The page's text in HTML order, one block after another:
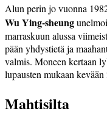
Alun perin jo vuonna
Wu Ying-sheung
marraskuun alussa
pään yhdystietä ja
valmis. Moneen kertaan
lupausten mukaan
Mahtisilta